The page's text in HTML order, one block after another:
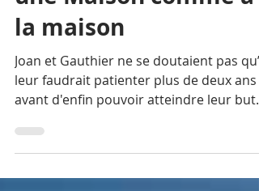
Parcours & Siem Reap :
une Maison comme à
la maison
Joan et Gauthier ne se doutaient pas qu’il
leur faudrait patienter plus de deux ans
avant d'enfin pouvoir atteindre leur but.